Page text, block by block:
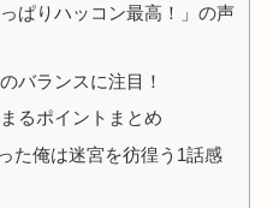
ぱりハッコン最高！」の声
バランスに注目！
るポイントまとめ
た俺は迷宮を彷徨う1話感